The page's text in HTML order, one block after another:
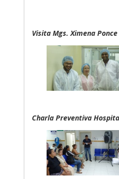
Visita Mgs. Ximena
Charla Preventiva